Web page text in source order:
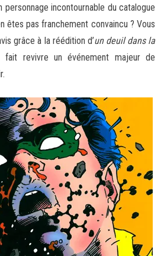
personnage incontournable du catalogue
êtes pas franchement convaincu ? Vous
grâce à la réédition d’un deuil dans la
fait revivre un événement majeur de